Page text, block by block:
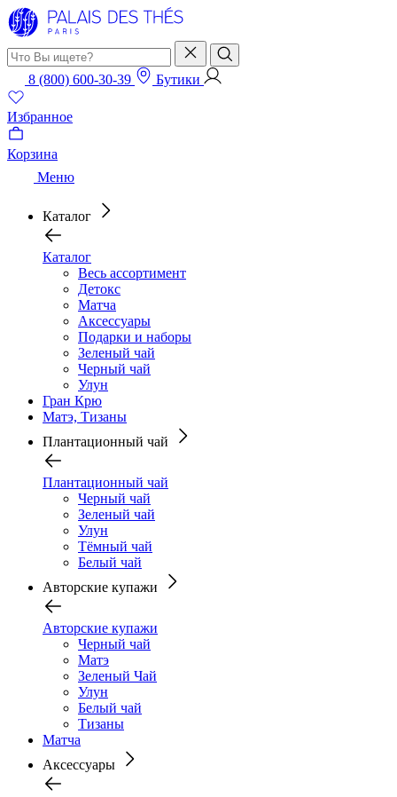
8 (800) 600-30-39 Бутики
Избранное
Корзина
Меню
Каталог
Каталог
Весь ассортимент
Детокс
Матча
Аксессуары
Подарки и наборы
Зеленый чай
Черный чай
Улун
Гран Крю
Матэ, Тизаны
Плантационный чай
Плантационный чай
Черный чай
Зеленый чай
Улун
Тёмный чай
Белый чай
Авторские купажи
Авторские купажи
Черный чай
Матэ
Зеленый Чай
Улун
Белый чай
Тизаны
Матча
Аксессуары